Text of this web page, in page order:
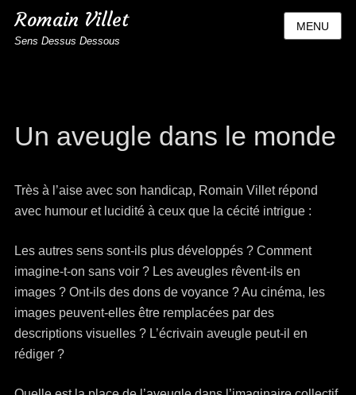
Romain Villet
Sens Dessus Dessous
MENU
Un aveugle dans le monde
Très à l’aise avec son handicap, Romain Villet répond
avec humour et lucidité à ceux que la cécité intrigue :
Les autres sens sont-ils plus développés ? Comment
imagine-t-on sans voir ? Les aveugles rêvent-ils en
images ? Ont-ils des dons de voyance ? Au cinéma, les
images peuvent-elles être remplacées par des
descriptions visuelles ? L’écrivain aveugle peut-il en
rédiger ?